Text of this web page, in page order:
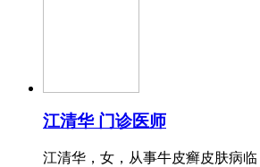
江清华 门诊医师
江清华，女，从事牛皮癣皮肤病临